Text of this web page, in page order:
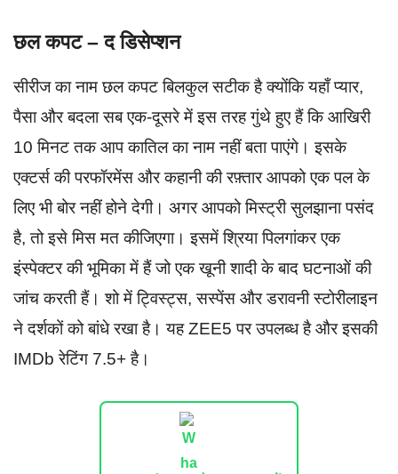
छल कपट – द डिसेप्शन
सीरीज का नाम छल कपट बिलकुल सटीक है क्योंकि यहाँ प्यार,
पैसा और बदला सब एक-दूसरे में इस तरह गुंथे हुए हैं कि आखिरी
10 मिनट तक आप कातिल का नाम नहीं बता पाएंगे। इसके
एक्टर्स की परफॉरमेंस और कहानी की रफ़्तार आपको एक पल के
लिए भी बोर नहीं होने देगी। अगर आपको मिस्ट्री सुलझाना पसंद
है, तो इसे मिस मत कीजिएगा। इसमें श्रिया पिलगांकर एक
इंस्पेक्टर की भूमिका में हैं जो एक खूनी शादी के बाद घटनाओं की
जांच करती हैं। शो में ट्विस्ट्स, सस्पेंस और डरावनी स्टोरीलाइन
ने दर्शकों को बांधे रखा है। यह ZEE5 पर उपलब्ध है और इसकी
IMDb रेटिंग 7.5+ है।​